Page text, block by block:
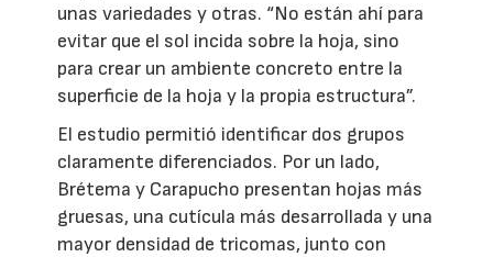
unas variedades y otras. “No están ahí para
evitar que el sol incida sobre la hoja, sino
para crear un ambiente concreto entre la
superficie de la hoja y la propia estructura”.
El estudio permitió identificar dos grupos
claramente diferenciados. Por un lado,
Brétema y Carapucho presentan hojas más
gruesas, una cutícula más desarrollada y una
mayor densidad de tricomas, junto con